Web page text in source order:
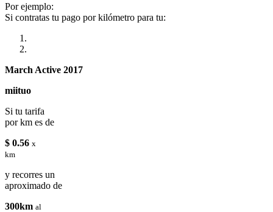
Por ejemplo:
Si contratas tu pago por kilómetro para tu:
March Active 2017
miituo
Si tu tarifa
por km es de
$ 0.56 x
km
y recorres un
aproximado de
300km al